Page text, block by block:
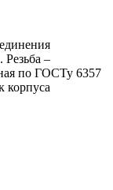
Резьба –
по ГОСТу 6357
корпуса